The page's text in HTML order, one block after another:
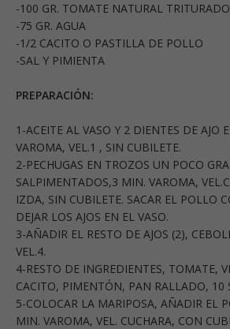
-100 GR. TOMATE NATURAL TRITURADO
-75 GR. AGUA
-1/2 CACITO O PASTILLA DE POLLO
-SAL Y PIMIENTA
PREPARACIÓN:
1-ACEITE AL VASO Y 2 DIENTES DE AJO
VAROMA, VEL.1 , SIN CUBILETE.
2-PECHUGAS EN TROZOS UN POCO
SALPIMENTADOS,3 MIN. VAROMA,
IZDA, SIN CUBILETE. SACAR EL POLLO
DEJAR LOS AJOS EN EL VASO.
3-AÑADIR EL RESTO DE AJOS (2),
VEL.4.
4-RESTO DE INGREDIENTES, TOMATE,
CACITO, PIMENTÓN, PAN RALLADO, 10
5-COLOCAR LA MARIPOSA, AÑADIR EL
MIN. VAROMA, VEL. CUCHARA, CON